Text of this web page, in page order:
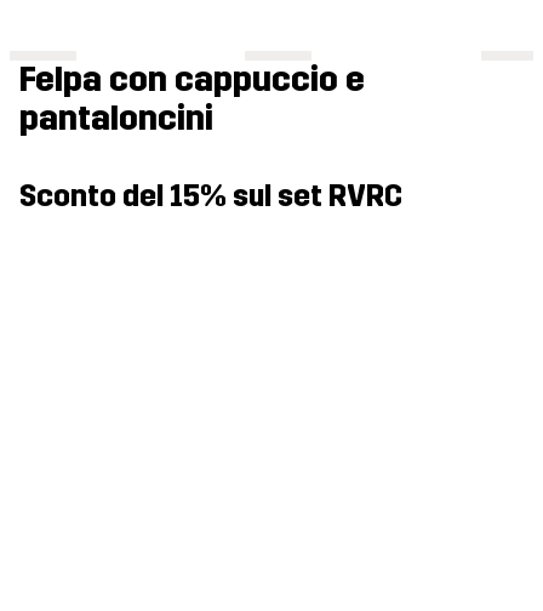
Felpa con cappuccio e
pantaloncini
Sconto del 15% sul set RVRC